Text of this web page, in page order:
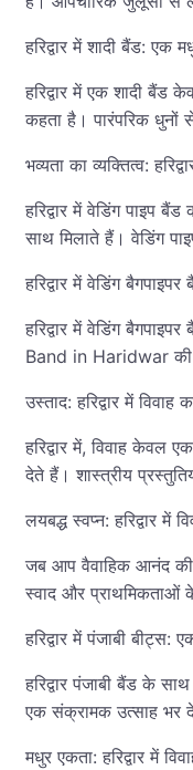
हरिद्वार में शादी बैंड:
हरिद्वार में एक शादी बैंड
कहता है। पारंपरिक धुनों
भव्यता का व्यक्तित्व:
हरिद्वार में वेडिंग पाइप
साथ मिलाते हैं। वेडिंग
हरिद्वार में वेडिंग
हरिद्वार में वेडिंग
Band in Haridwar की
उस्ताद: हरिद्वार में विवाह
हरिद्वार में, विवाह
देते हैं। शास्त्रीय
लयबद्ध स्वप्न: हरिद्वार में
जब आप वैवाहिक आनंद की
स्वाद और प्राथमिकताओं
हरिद्वार में पंजाबी बीट्स:
हरिद्वार पंजाबी बैंड के
एक संक्रामक उत्साह भर
मधुर एकता: हरिद्वार में